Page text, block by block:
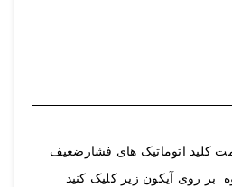
کلید اتوماتیک های فشارضعیف